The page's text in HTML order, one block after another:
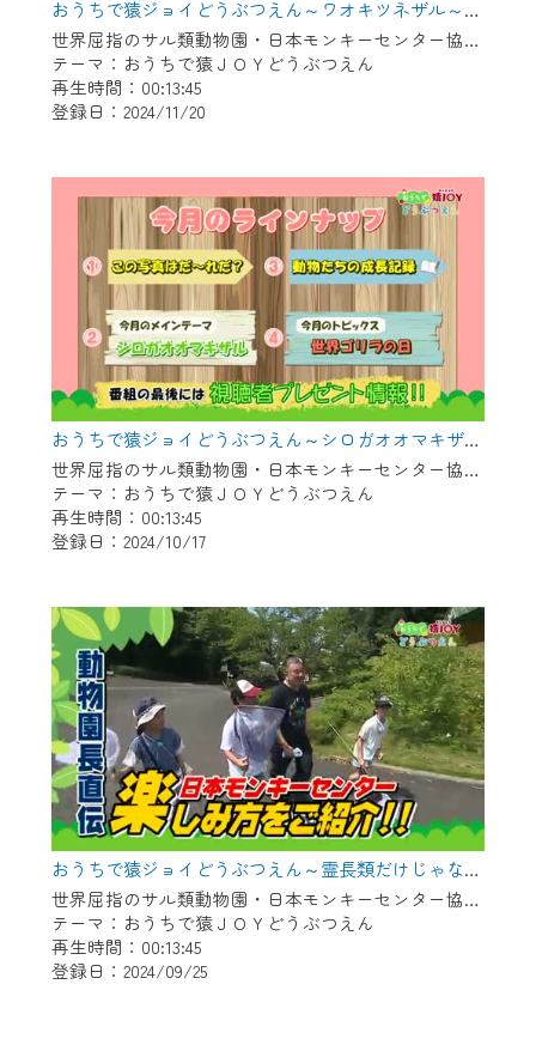
おうちで猿ジョイどうぶつえん～ワオキツネザル～（2024年10月16日初回放送）
世界屈指のサル類動物園・日本モンキーセンター協力の親子で学べる動物番組。
テーマ：おうちで猿ＪＯＹどうぶつえん
再生時間：00:13:45
登録日：2024/11/20
おうちで猿ジョイどうぶつえん～シロガオオマキザル～（2024年9月16日初回放送）
世界屈指のサル類動物園・日本モンキーセンター協力の親子で学べる動物番組。
テーマ：おうちで猿ＪＯＹどうぶつえん
再生時間：00:13:45
登録日：2024/10/17
おうちで猿ジョイどうぶつえん～霊長類だけじゃない！？ 夏休みは日本モンキーセンターへ！～（2024年8月16日初回放送）
世界屈指のサル類動物園・日本モンキーセンター協力の親子で学べる動物番組。
テーマ：おうちで猿ＪＯＹどうぶつえん
再生時間：00:13:45
登録日：2024/09/25